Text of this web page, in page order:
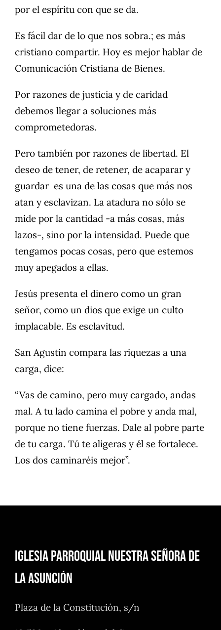
por el espíritu con que se da.
Es fácil dar de lo que nos sobra.; es más
cristiano compartir. Hoy es mejor hablar de
Comunicación Cristiana de Bienes.
Por razones de justicia y de caridad
debemos llegar a soluciones más
comprometedoras.
Pero también por razones de libertad. El
deseo de tener, de retener, de acaparar y
guardar es una de las cosas que más nos
atan y esclavizan. La atadura no sólo se
mide por la cantidad -a más cosas, más
lazos-, sino por la intensidad. Puede que
tengamos pocas cosas, pero que estemos
muy apegados a ellas.
Jesús presenta el dinero como un gran
señor, como un dios que exige un culto
implacable. Es esclavitud.
San Agustín compara las riquezas a una
carga, dice:
“Vas de camino, pero muy cargado, andas
mal. A tu lado camina el pobre y anda mal,
porque no tiene fuerzas. Dale al pobre parte
de tu carga. Tú te aligeras y él se fortalece.
Los dos caminaréis mejor”.
Iglesia Parroquial Nuestra Señora de
la Asunción
Plaza de la Constitución, s/n